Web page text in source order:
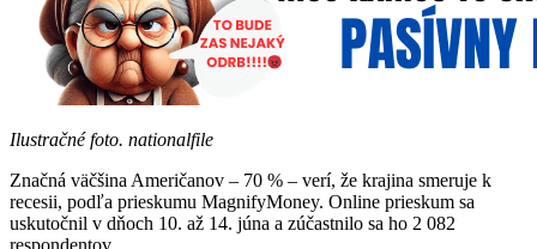
Ilustračné foto. nationalfile
Značná väčšina Američanov – 70 % – verí, že krajina smeruje k
recesii, podľa prieskumu MagnifyMoney. Online prieskum sa
uskutočnil v dňoch 10. až 14. júna a zúčastnilo sa ho 2 082
respondentov.